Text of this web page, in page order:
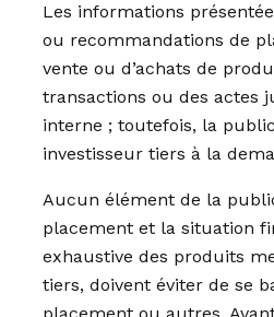
Les informations
ou recommandations de
vente ou d’achats de
transactions ou des actes
interne ; toutefois, la
investisseur tiers à la
Aucun élément de la
placement et la situation
exhaustive des produits
tiers, doivent éviter de se